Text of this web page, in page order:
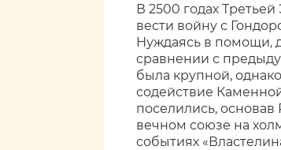
В 2500 годах
вести войну с
Нуждаясь в помощи,
сравнении с
была крупной,
содействие
поселились, основав
вечном союзе на
событиях